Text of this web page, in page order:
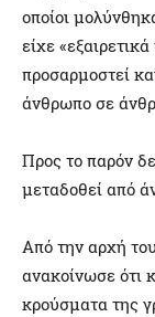
οποίοι
είχε
προσαρμοστεί
άνθρωπο σε
Προς το παρόν
μεταδοθεί από
Από την αρχή
ανακοίνωσε ότι
κρούσματα της